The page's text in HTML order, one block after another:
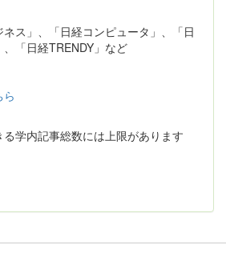
ス」、「日経コンピュータ」、「日
「日経TRENDY」など
ら
学内記事総数には上限があります